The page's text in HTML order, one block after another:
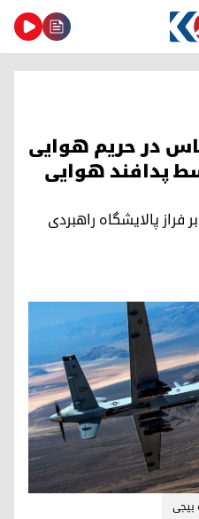
در حریم هوایی
پدافند هوایی
پالایشگاه راهبردی